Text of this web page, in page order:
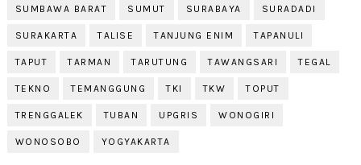
SUMBAWA BARAT SUMUT SURABAYA SURADADI
SURAKARTA TALISE TANJUNG ENIM TAPANULI
TAPUT TARMAN TARUTUNG TAWANGSARI TEGAL
TEKNO TEMANGGUNG TKI TKW TOPUT
TRENGGALEK TUBAN UPGRIS WONOGIRI
WONOSOBO YOGYAKARTA